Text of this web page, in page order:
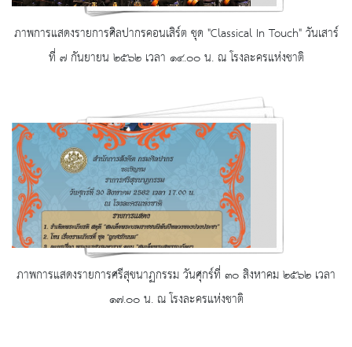
ภาพการแสดงรายการศิลปากรคอนเสิร์ต ชุด "Classical In Touch" วันเสาร์
ที่ ๗ กันยายน ๒๕๖๒ เวลา ๑๔.๐๐ น. ณ โรงละครแห่งชาติ
ภาพการแสดงรายการศรีสุขนาฏกรรม วันศุกร์ที่ ๓๐ สิงหาคม ๒๕๖๒ เวลา
๑๗.๐๐ น. ณ โรงละครแห่งชาติ